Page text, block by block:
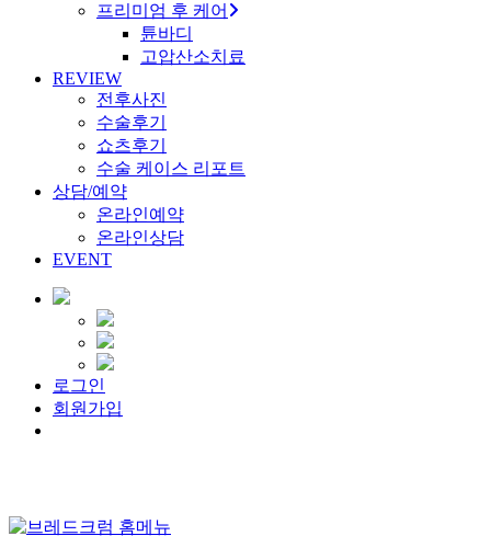
프리미엄 후 케어
튠바디
고압산소치료
REVIEW
전후사진
수술후기
쇼츠후기
수술 케이스 리포트
상담/예약
온라인예약
온라인상담
EVENT
로그인
회원가입